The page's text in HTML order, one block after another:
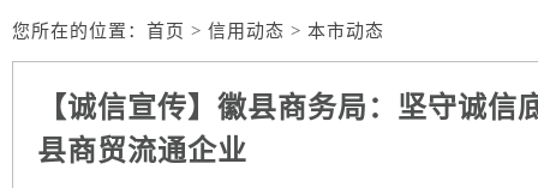
您所在的位置： 首页 > 信用动态 > 本市动态
【诚信宣传】徽县商务局：坚守诚
县商贸流通企业